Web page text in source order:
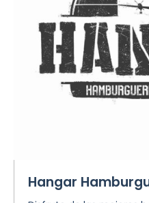
Hangar